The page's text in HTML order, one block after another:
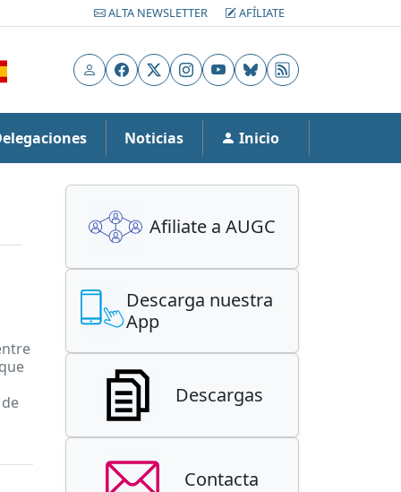
ALTA NEWSLETTER AFÍLIATE
UsuarioFacebook
X Instagram
YouTubeBluesky
RSS
Noticias Inicio
Afiliate a AUGC
Descarga nuestra
App
Descargas
Contacta